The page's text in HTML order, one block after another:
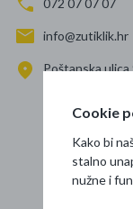
072 07 07 07
info@zutiklik.hr
Poštanska
Cookie
Kako bi
stalno
nužne i